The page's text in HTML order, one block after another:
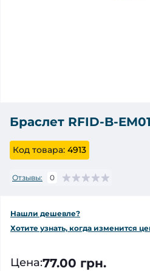
Браслет RFID-B-
Код товара: 4913
Отзывы: 0
Нашли дешевле?
Хотите узнать, когда изменится
Цена:77.00 грн.